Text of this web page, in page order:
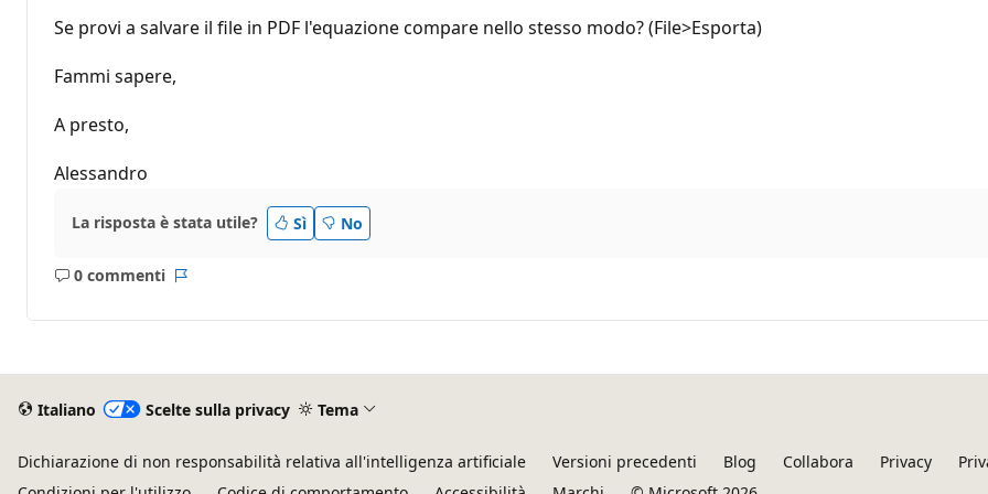
Se provi a salvare il file in PDF l'equazione compare nello stesso modo? (File>Esporta)
Fammi sapere,
A presto,
Alessandro
La risposta è stata utile? Sì No
0 commenti
Nessun
Italiano Scelte sulla privacy Tema
Dichiarazione di non responsabilità relativa all'intelligenza artificiale Versioni precedenti Blog Collabora Privacy